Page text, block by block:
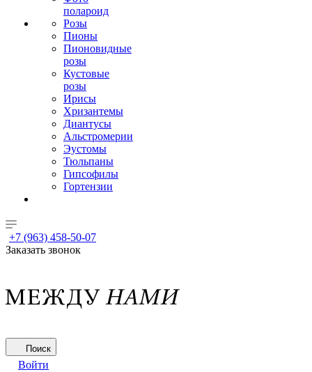
полароид
Розы
Пионы
Пионовидные
розы
Кустовые
розы
Ирисы
Хризантемы
Диантусы
Альстромерии
Эустомы
Тюльпаны
Гипсофилы
Гортензии
+7 (963) 458-50-07
Заказать звонок
Поиск
Войти